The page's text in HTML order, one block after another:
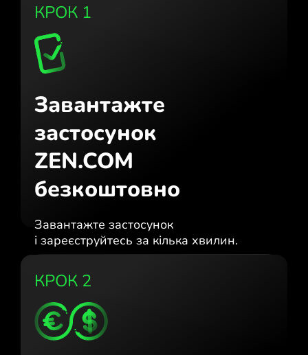
КРОК 1
Завантажте
застосунок
ZEN.COM
безкоштовно
Завантажте застосунок
і зареєструйтесь за кілька хвилин.
КРОК 2